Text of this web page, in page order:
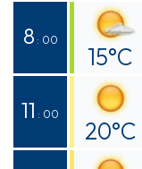
Odczuwalna
12°C
8 : 00
15°C
Odczuwalna
15°C
11 : 00
20°C
Odczuwalna